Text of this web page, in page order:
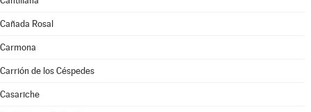
Cañada Rosal
Carmona
Carrión de los Céspedes
Casariche